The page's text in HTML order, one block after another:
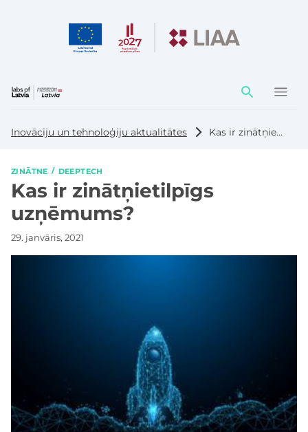
Darbības
elementi
Inovāciju un tehnoloģiju aktualitātes Kas ir zinātņietilpīgs uzņēmums?
ZINĀTNE DEEPTECH
Kas ir zinātņietilpīgs
uzņēmums?
29. janvāris, 2021